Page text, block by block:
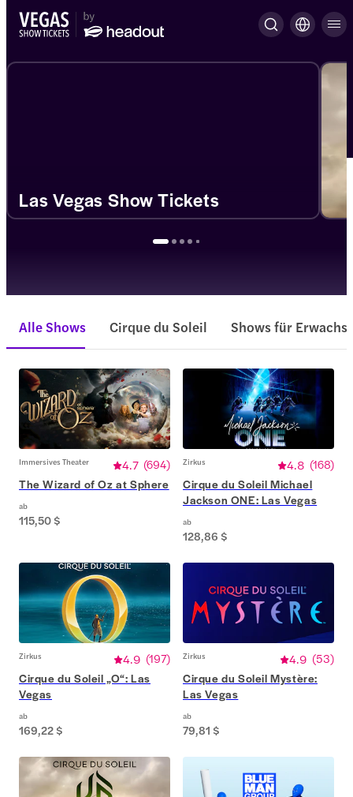
Las Vegas Show Tickets
Alle Shows Cirque du Soleil Shows für
Immersives Theater 4.7 (694)
The Wizard of Oz at Sphere
ab
115,50 $
Zirkus 4.8 (168)
Cirque du Soleil Michael
Jackson ONE: Las Vegas
ab
128,86 $
Zirkus 4.9 (197)
Cirque du Soleil „O“: Las
Vegas
ab
169,22 $
Zirkus 4.9 (53)
Cirque du Soleil Mystère:
Las Vegas
ab
79,81 $